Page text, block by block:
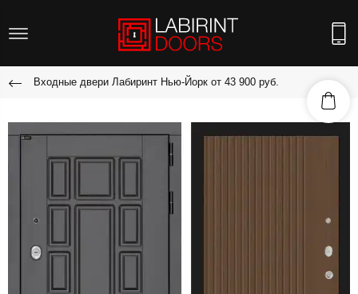
Входные двери Лабиринт Нью-Йорк от 43 900 руб.